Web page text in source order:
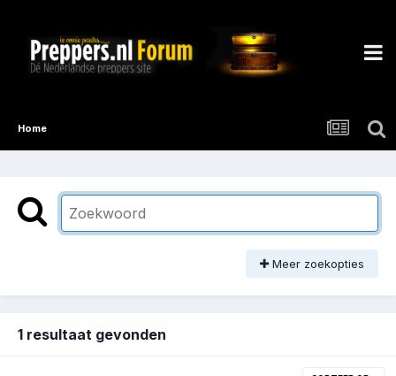
Home
Meer zoekopties
1 resultaat gevonden